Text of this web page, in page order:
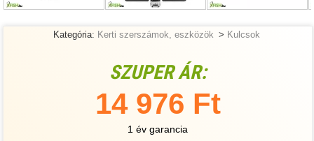
Kategória: Kerti szerszámok, eszközök > Kulcsok
SZUPER ÁR:
14 976 Ft
1 év garancia